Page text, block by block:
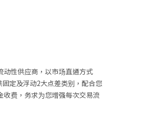
动性供应商，以市场直通方式
定及浮动2大点差类别，配合您
费，务求为您增强每次交易流